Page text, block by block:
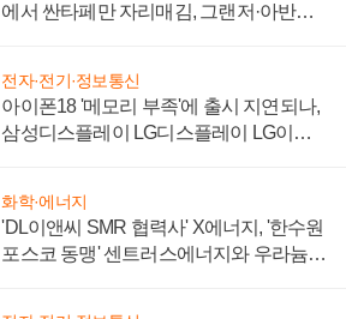
에서 싼타페만 자리매김, 그랜저·아반떼
전자·전기·정보통신
아이폰18 '메모리 부족'에 출시 지연되나,
삼성디스플레이 LG디스플레이 LG이노
화학·에너지
'DL이앤씨 SMR 협력사' X에너지, '한수원
포스코 동맹' 센트러스에너지와 우라늄